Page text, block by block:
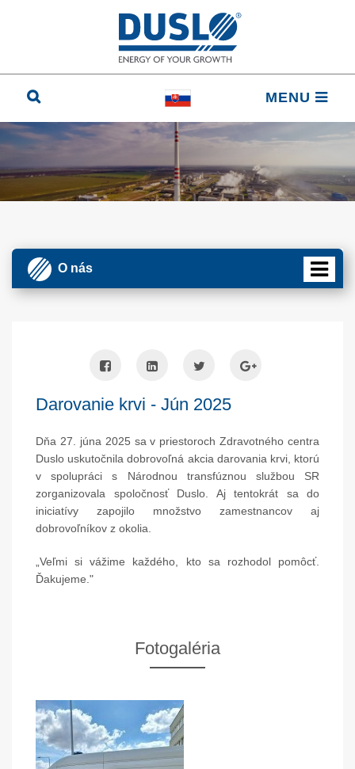
MENU
O nás
Darovanie krvi - Jún 2025
Dňa 27. júna 2025 sa v priestoroch Zdravotného centra
Duslo uskutočnila dobrovoľná akcia darovania krvi, ktorú
v spolupráci s Národnou transfúznou službou SR
zorganizovala spoločnosť Duslo. Aj tentokrát sa do
iniciatívy zapojilo množstvo zamestnancov aj
dobrovoľníkov z okolia.
„Veľmi si vážime každého, kto sa rozhodol pomôcť.
Ďakujeme."
Fotogaléria